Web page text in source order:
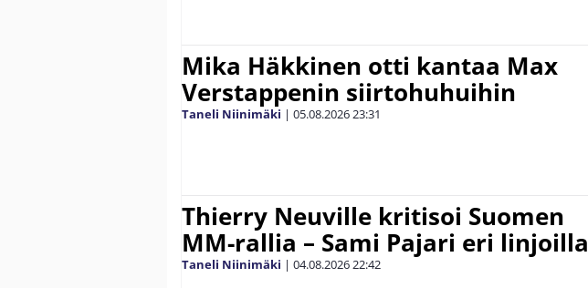
Mika Häkkinen otti kantaa Max
Verstappenin siirtohuhuihin
Taneli Niinimäki | 05.08.202623:31
Thierry Neuville kritisoi Suomen
MM-rallia – Sami Pajari eri linjoilla
Taneli Niinimäki | 04.08.202622:42